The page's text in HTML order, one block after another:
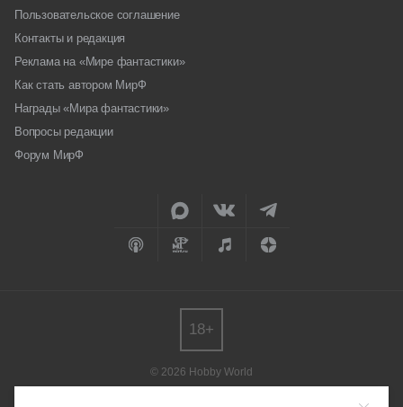
Пользовательское соглашение
Контакты и редакция
Реклама на «Мире фантастики»
Как стать автором МирФ
Награды «Мира фантастики»
Вопросы редакции
Форум МирФ
© 2026 Hobby World
18+